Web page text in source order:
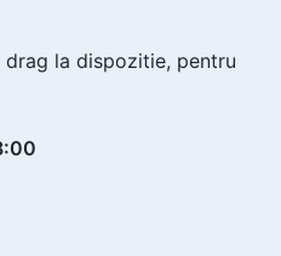
la dispozitie, pentru